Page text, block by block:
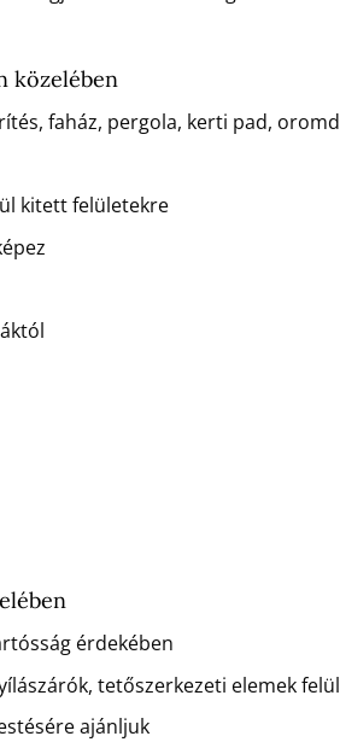
közelében
faház, pergola, kerti pad,
kitett felületekre
érdekében
tetőszerkezeti elemek
ajánljuk